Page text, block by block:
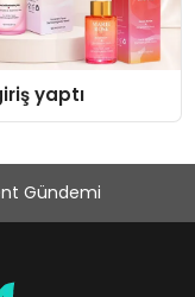
yaptı
Gündemi